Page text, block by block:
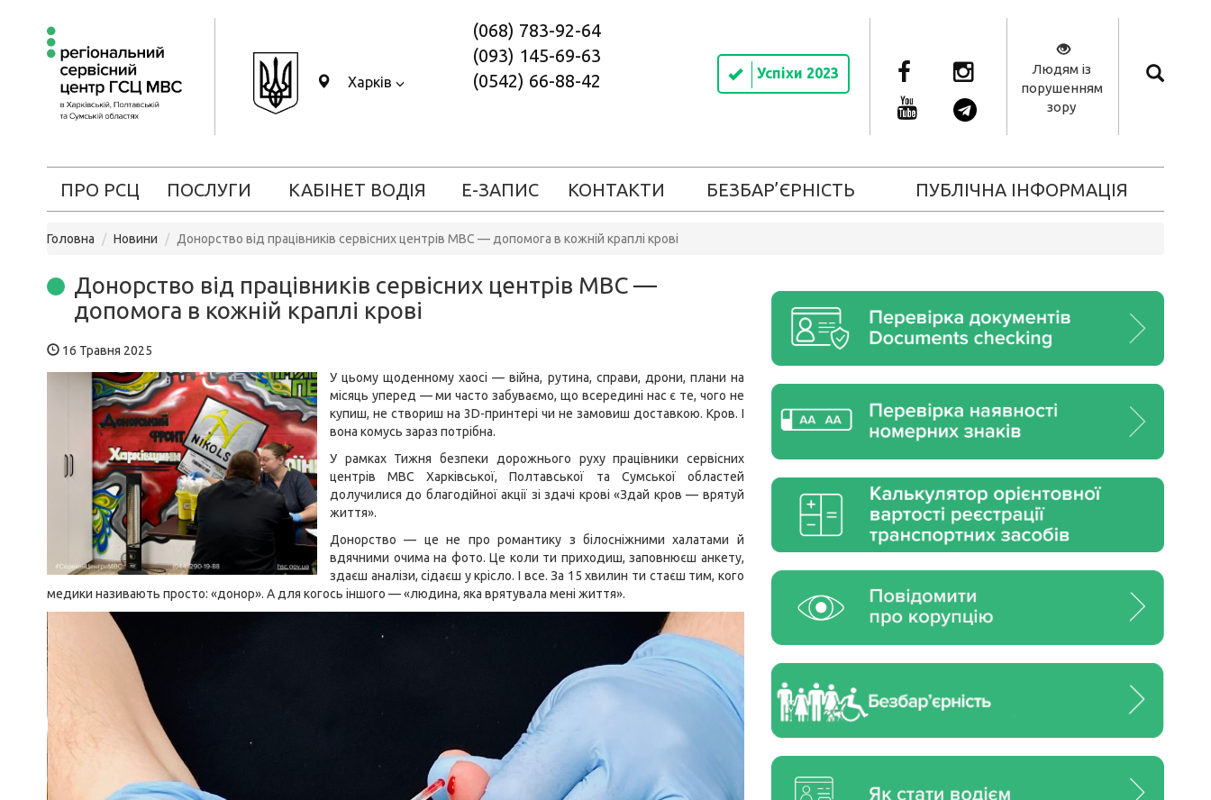
Харків
(068) 783-92-64
(093) 145-69-63
(0542) 66-88-42
Успіхи 2023
Людям із
порушенням
зору
ПРО РСЦ ПОСЛУГИ КАБІНЕТ ВОДІЯ Е-ЗАПИС КОНТАКТИ БЕЗБАР’ЄРНІСТЬ ПУБЛІЧНА ІНФОРМАЦІЯ
Головна Новини Донорство від працівників сервісних центрів МВС — допомога в кожній краплі крові
Донорство від працівників сервісних центрів МВС —
допомога в кожній краплі крові
16 Травня 2025
У цьому щоденному хаосі — війна, рутина, справи, дрони, плани на
місяць уперед — ми часто забуваємо, що всередині нас є те, чого не
купиш, не створиш на 3D-принтері чи не замовиш доставкою. Кров. І
вона комусь зараз потрібна.
У рамках Тижня безпеки дорожнього руху працівники сервісних
центрів МВС Харківської, Полтавської та Сумської областей
долучилися до благодійної акції зі здачі крові «Здай кров — врятуй
життя».
Донорство — це не про романтику з білосніжними халатами й
вдячними очима на фото. Це коли ти приходиш, заповнюєш анкету,
здаєш аналізи, сідаєш у крісло. І все. За 15 хвилин ти стаєш тим, кого
медики називають просто: «донор». А для когось іншого — «людина, яка врятувала мені життя».